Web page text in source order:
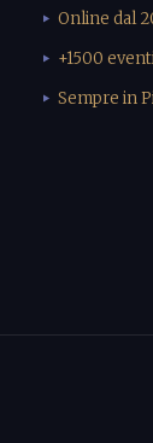
Online dal
+1500
Sempre in